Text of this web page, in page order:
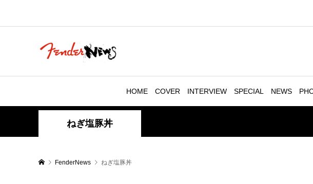
HOME COVER INTERVIEW SPECIAL NEWS
ねぎ塩豚丼
FenderNews ねぎ塩豚丼